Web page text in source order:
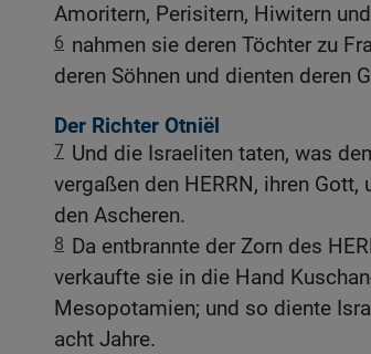
Amoritern, Perisitern, Hiwitern
6 nahmen sie deren Töchter zu
deren Söhnen und dienten deren
Der Richter Otniël
7 Und die Israeliten taten, was
vergaßen den HERRN, ihren
den Ascheren.
8 Da entbrannte der Zorn des
verkaufte sie in die Hand
Mesopotamien; und so diente
acht Jahre.